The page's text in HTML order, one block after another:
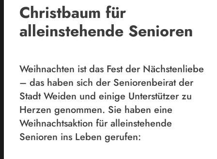
Christbaum für
alleinstehende Senioren
Weihnachten ist das Fest der Nächstenliebe
– das haben sich der Seniorenbeirat der
Stadt Weiden und einige Unterstützer zu
Herzen genommen. Sie haben eine
Weihnachtsaktion für alleinstehende
Senioren ins Leben gerufen: